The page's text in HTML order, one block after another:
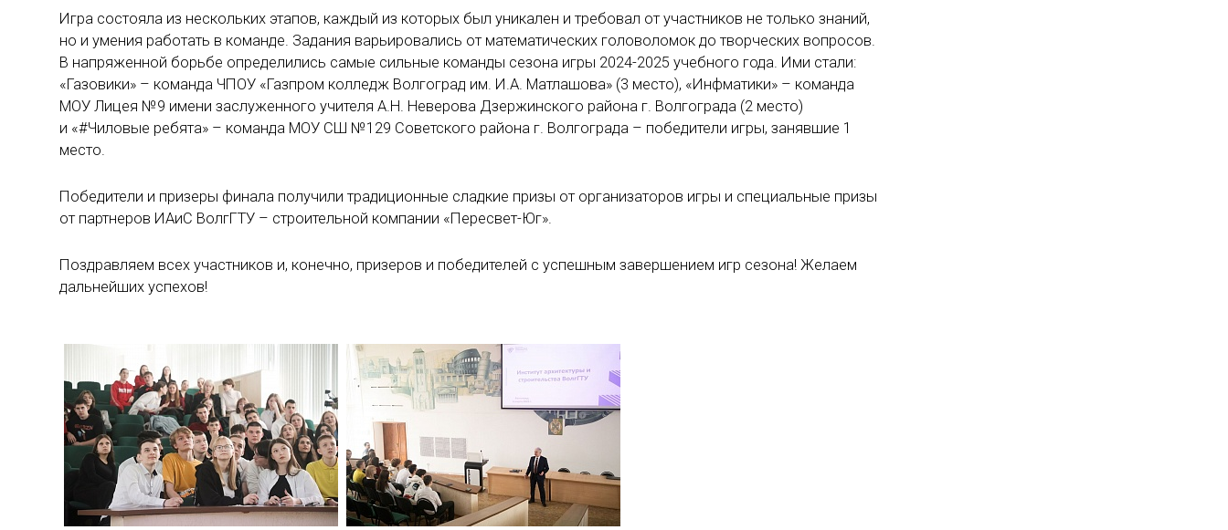
Игра состояла из нескольких этапов, каждый из которых был уникален и требовал от участников не только знаний,
но и умения работать в команде. Задания варьировались от математических головоломок до творческих вопросов.
В напряженной борьбе определились самые сильные команды сезона игры 2024-2025 учебного года. Ими стали:
«Газовики» – команда ЧПОУ «Газпром колледж Волгоград им. И.А. Матлашова» (3 место), «Инфматики» – команда
МОУ Лицея №9 имени заслуженного учителя А.Н. Неверова Дзержинского района г. Волгограда (2 место)
и «#Чиловые ребята» – команда МОУ СШ №129 Советского района г. Волгограда – победители игры, занявшие 1
место.
Победители и призеры финала получили традиционные сладкие призы от организаторов игры и специальные призы
от партнеров ИАиС ВолгГТУ – строительной компании «Пересвет-Юг».
Поздравляем всех участников и, конечно, призеров и победителей с успешным завершением игр сезона! Желаем
дальнейших успехов!